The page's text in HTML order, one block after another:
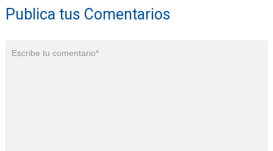
Publica tus Comentarios